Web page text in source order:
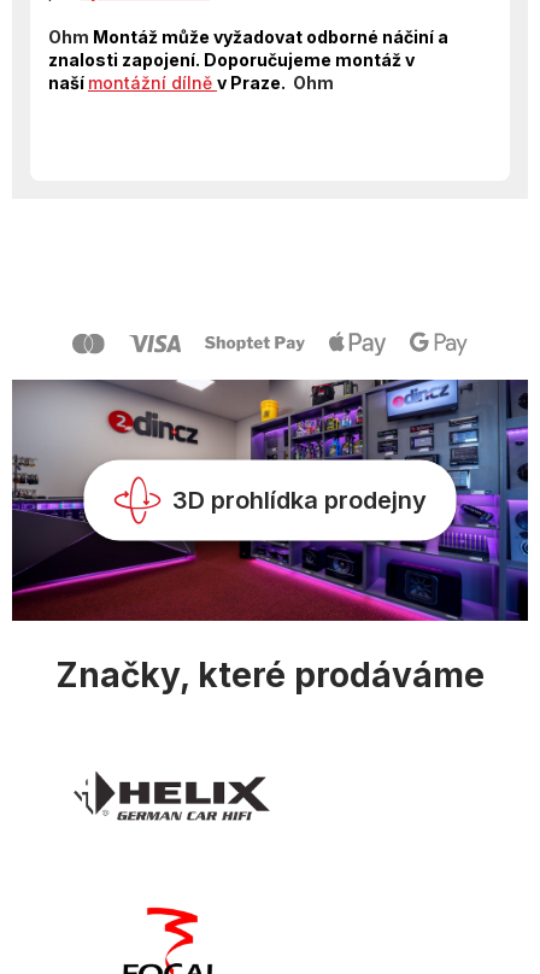
Ohm Montáž může vyžadovat odborné náčiní a
znalosti zapojení. Doporučujeme montáž v
naší montážní dílně v Praze. Ohm
3D prohlídka prodejny
Značky, které prodáváme